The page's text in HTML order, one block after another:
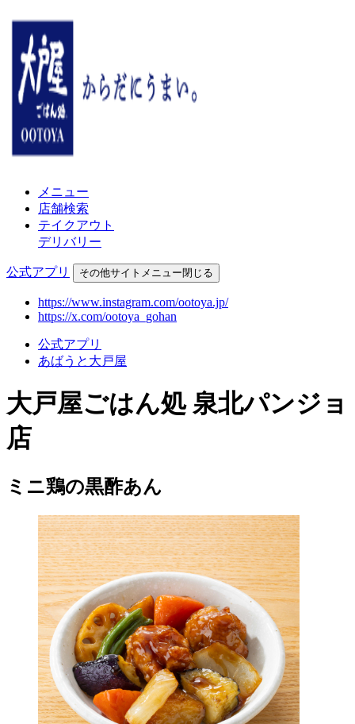
メニュー
店舗検索
テイクアウト
デリバリー
公式アプリ その他サイトメニュー閉じる
https://www.instagram.com/ootoya.jp/
https://x.com/ootoya_gohan
公式アプリ
あばうと大戸屋
大戸屋ごはん処 泉北パンジョ
店
ミニ鶏の黒酢あん